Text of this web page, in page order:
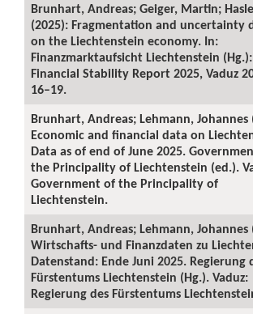
Brunhart, Andreas; Geiger, Martin;
(2025): Fragmentation and uncertainty
on the Liechtenstein economy. In:
Finanzmarktaufsicht Liechtenstein (Hg.):
Financial Stability Report 2025, Vaduz
16–19.
Brunhart, Andreas; Lehmann, Johannes
Economic and financial data on
Data as of end of June 2025.
the Principality of Liechtenstein (ed.).
Government of the Principality of
Liechtenstein.
Brunhart, Andreas; Lehmann, Johannes
Wirtschafts- und Finanzdaten zu
Datenstand: Ende Juni 2025. Regierung
Fürstentums Liechtenstein (Hg.). Vaduz:
Regierung des Fürstentums